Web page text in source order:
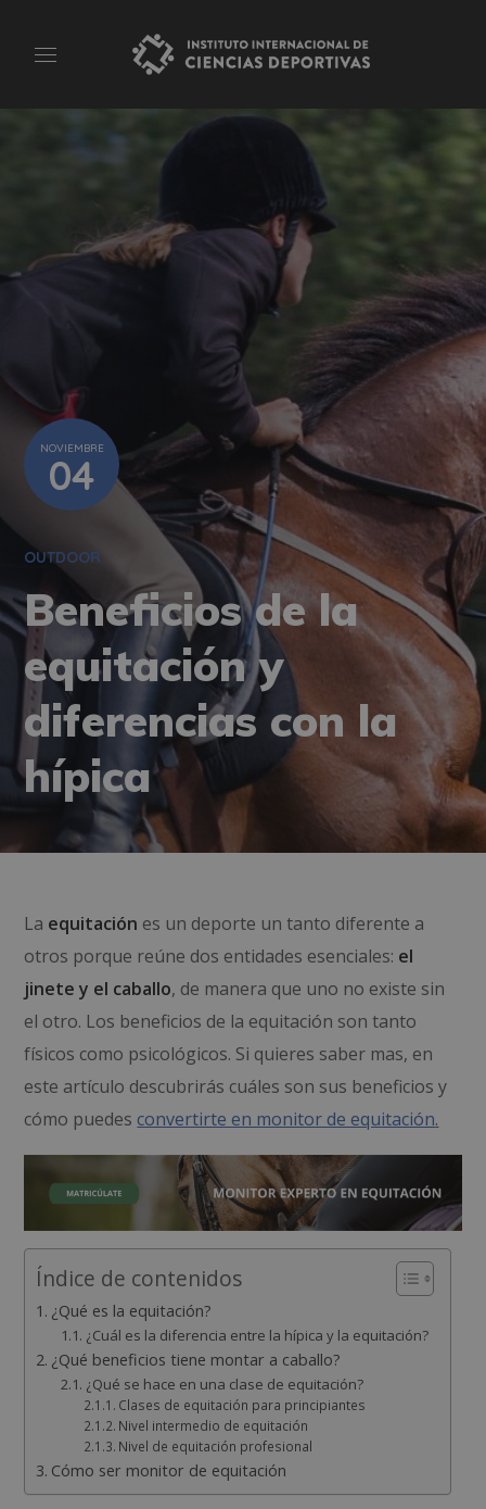
NOVIEMBRE
04
OUTDOOR
Beneficios de la
equitación y
diferencias con la
hípica
La equitación es un deporte un tanto diferente a
otros porque reúne dos entidades esenciales: el
jinete y el caballo, de manera que uno no existe sin
el otro. Los beneficios de la equitación son tanto
físicos como psicológicos. Si quieres saber mas, en
este artículo descubrirás cuáles son sus beneficios y
cómo puedes convertirte en monitor de equitación.
Índice de contenidos
¿Qué es la equitación?
¿Cuál es la diferencia entre la hípica y la equitación?
¿Qué beneficios tiene montar a caballo?
¿Qué se hace en una clase de equitación?
Clases de equitación para principiantes
Nivel intermedio de equitación
Nivel de equitación profesional
Cómo ser monitor de equitación